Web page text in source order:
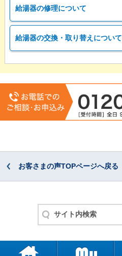
給湯器の修理について
給湯器の交換・取り替えについて
お客さまの声TOPページへ戻る